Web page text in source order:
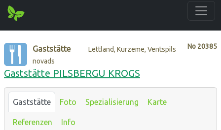
No 20385
Gaststätte
Lettland, Kurzeme, Ventspils
novads
Gaststätte PILSBERGU KROGS
Gaststätte Foto Spezialisierung Karte
Referenzen Info